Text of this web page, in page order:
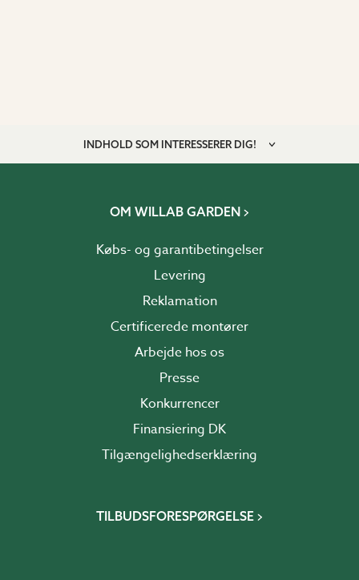
INDHOLD SOM INTERESSERER DIG!
OM WILLAB GARDEN
Købs- og garantibetingelser
Levering
Reklamation
Certificerede montører
Arbejde hos os
Presse
Konkurrencer
Finansiering DK
Tilgængelighedserklæring
TILBUDSFORESPØRGELSE